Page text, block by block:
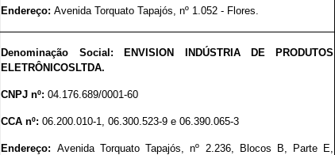
Endereço:Avenida Torquato Tapajós, nº 1.052 - Flores.
Denominação Social: ENVISION INDÚSTRIA DE PRODUTOS
ELETRÔNICOSLTDA.
CNPJ nº:04.176.689/0001-60
CCA nº:06.200.010-1, 06.300.523-9 e 06.390.065-3
Endereço: Avenida Torquato Tapajós, nº 2.236, Blocos B, Parte E,